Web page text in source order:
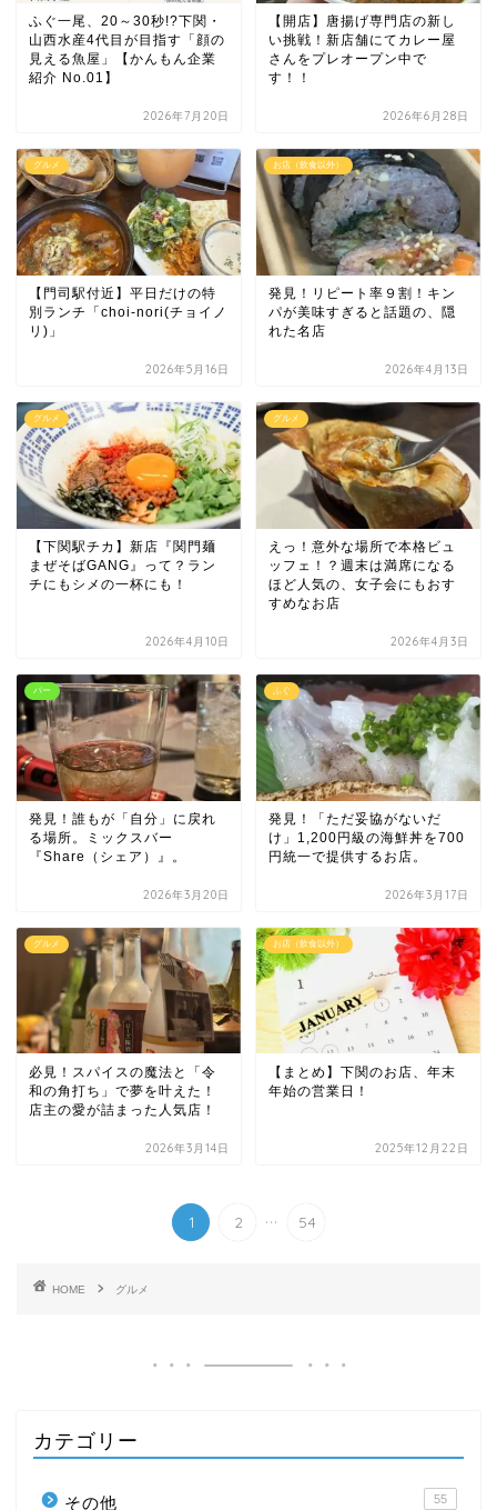
ふぐ一尾、20～30秒!?下関・
山西水産4代目が目指す「顔の
見える魚屋」【かんもん企業
紹介 No.01】
2026年7月20日
【開店】唐揚げ専門店の新し
い挑戦！新店舗にてカレー屋
さんをプレオープン中で
す！！
2026年6月28日
グルメ
【門司駅付近】平日だけの特
別ランチ「choi-nori(チョイノ
リ)」
2026年5月16日
お店（飲食以外）
発見！リピート率９割！キン
パが美味すぎると話題の、隠
れた名店
2026年4月13日
グルメ
【下関駅チカ】新店『関門麺
まぜそばGANG』って？ラン
チにもシメの一杯にも！
2026年4月10日
グルメ
えっ！意外な場所で本格ビュ
ッフェ！？週末は満席になる
ほど人気の、女子会にもおす
すめなお店
2026年4月3日
バー
発見！誰もが「自分」に戻れ
る場所。ミックスバー
『Share（シェア）』。
2026年3月20日
ふぐ
発見！「ただ妥協がないだ
け」1,200円級の海鮮丼を700
円統一で提供するお店。
2026年3月17日
グルメ
必見！スパイスの魔法と「令
和の角打ち」で夢を叶えた！
店主の愛が詰まった人気店！
2026年3月14日
お店（飲食以外）
【まとめ】下関のお店、年末
年始の営業日！
2025年12月22日
1 2 ... 54
HOME グルメ
カテゴリー
その他 55